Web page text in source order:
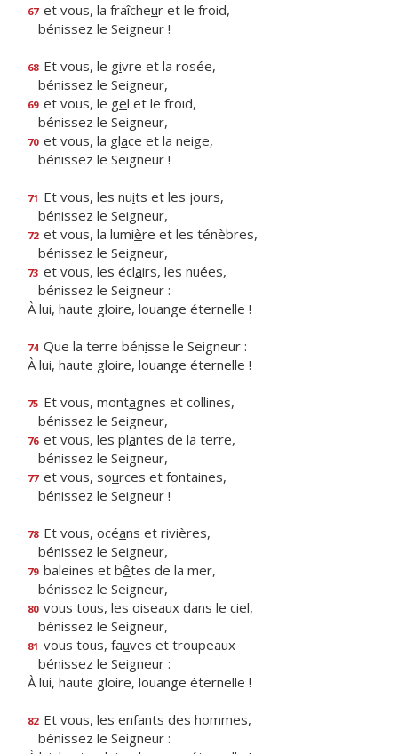
67 et vous, la fraîcheur et le froid,
bénissez le Seigneur !
68 Et vous, le givre et la rosée,
bénissez le Seigneur,
69 et vous, le gel et le froid,
bénissez le Seigneur,
70 et vous, la glace et la neige,
bénissez le Seigneur !
71 Et vous, les nuits et les jours,
bénissez le Seigneur,
72 et vous, la lumière et les ténèbres,
bénissez le Seigneur,
73 et vous, les éclairs, les nuées,
bénissez le Seigneur :
À lui, haute gloire, louange éternelle !
74 Que la terre bénisse le Seigneur :
À lui, haute gloire, louange éternelle !
75 Et vous, montagnes et collines,
bénissez le Seigneur,
76 et vous, les plantes de la terre,
bénissez le Seigneur,
77 et vous, sources et fontaines,
bénissez le Seigneur !
78 Et vous, océans et rivières,
bénissez le Seigneur,
79 baleines et bêtes de la mer,
bénissez le Seigneur,
80 vous tous, les oiseaux dans le ciel,
bénissez le Seigneur,
81 vous tous, fauves et troupeaux
bénissez le Seigneur :
À lui, haute gloire, louange éternelle !
82 Et vous, les enfants des hommes,
bénissez le Seigneur :